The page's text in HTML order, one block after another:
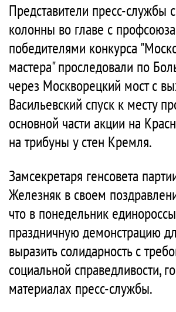
Представители пресс-службы
колонны во главе с
победителями конкурса
мастера" проследовали по
через Москворецкий мост с
Васильевский спуск к месту
основной части акции на
на трибуны у стен Кремля.
Замсекретаря генсовета
Железняк в своем
что в понедельник
праздничную демонстрацию
выразить солидарность с
социальной справедливости,
материалах пресс-службы.